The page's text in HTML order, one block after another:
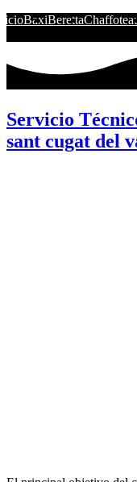
BaxiBeretta
Servicio
sant cugat del